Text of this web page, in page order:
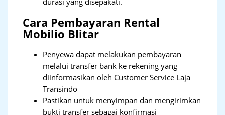
durasi yang disepakati.
Cara Pembayaran Rental
Mobilio Blitar
Penyewa dapat melakukan pembayaran
melalui transfer bank ke rekening yang
diinformasikan oleh Customer Service Laja
Transindo
Pastikan untuk menyimpan dan mengirimkan
bukti transfer sebagai konfirmasi